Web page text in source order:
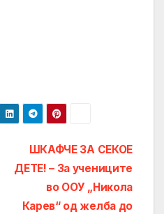
ШКАФЧЕ ЗА СЕКОЕ
ДЕТЕ! – За учениците
во ООУ „Никола
Карев“ од желба до